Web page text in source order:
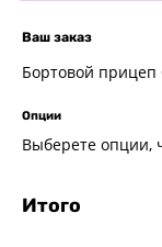
Ваш заказ
Бортовой прицеп
Опции
Выберете опции,
Итого